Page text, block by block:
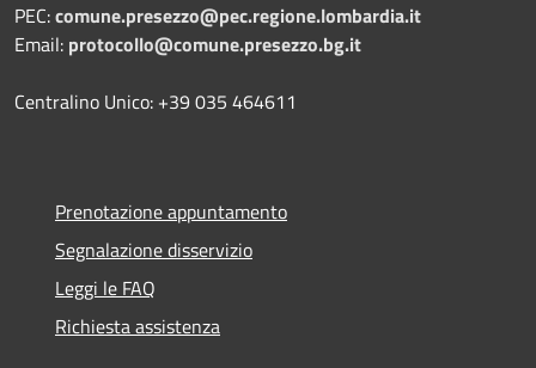
PEC:comune.presezzo@pec.regione.lombardia.it
Email: protocollo@comune.presezzo.bg.it
Centralino Unico: +39 035 464611
Prenotazione appuntamento
Segnalazione disservizio
Leggi le FAQ
Richiesta assistenza